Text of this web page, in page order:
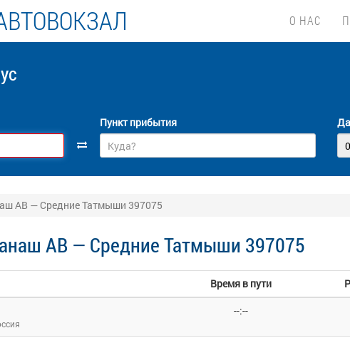
О НАС
Пункт прибытия
АВ — Средние Татмыши 397075
АВ — Средние Татмыши 397075
Время в пути
--:--